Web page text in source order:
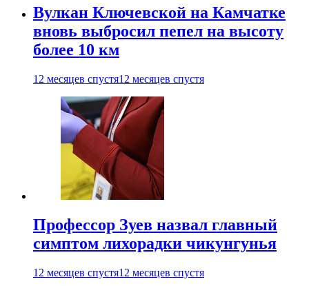
Вулкан Ключевской на Камчатке
вновь выбросил пепел на высоту
более 10 км
12 месяцев спустя12 месяцев спустя
Профессор Зуев назвал главный
симптом лихорадки чикунгунья
12 месяцев спустя12 месяцев спустя